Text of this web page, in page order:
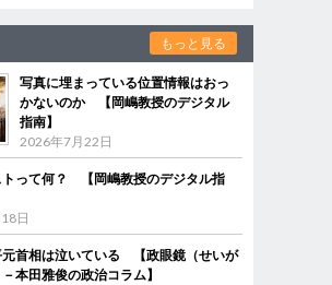
もっと見る
写真に埋まっている位置情報はおっ
かないのか 【岡嶋教授のデジタル
指南】
2026年7月22日
トって何？ 【岡嶋教授のデジタル指
日
元首相は泣いている 【政眼鏡（せいが
本田雅俊の政治コラム】